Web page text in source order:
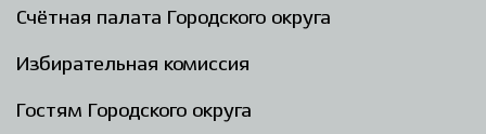
Счётная палата Городского округа
Избирательная комиссия
Гостям Городского округа